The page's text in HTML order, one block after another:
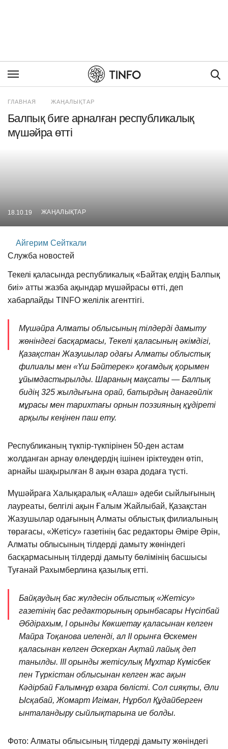
ГЛАВНАЯ ЖАҢАЛЫҚТАР
Балпық биге арналған республикалық
мүшәйра өтті
18.10.19 ЖАҢАЛЫҚТАР
Айгерим Сейткали
Служба новостей
Текелі қаласында республикалық «Байтақ елдің Балпық
биі» атты жазба ақындар мүшәйрасы өтті, деп
хабарлайды TINFO желілік агенттігі.
Мүшәйра Алматы облысының тілдерді дамыту
жөніндегі басқармасы, Текелі қаласының әкімдігі,
Қазақстан Жазушылар одағы Алматы облыстық
филиалы мен «Үш Бәйтерек» қоғамдық қорымен
ұйымдастырылды. Шараның мақсаты — Балпық
бидің 325 жылдығына орай, батырдың данагөйлік
мұрасы мен тарихтағы орнын поэзияның құдіреті
арқылы кеңінен паш ету.
Республиканың түкпір-түкпірінен 50-ден астам
жолданған арнау өлеңдердің ішінен іріктеуден өтіп,
арнайы шақырылған 8 ақын өзара додаға түсті.
Мүшәйраға Халықаралық «Алаш» әдеби сыйлығының
лауреаты, белгілі ақын Ғалым Жайлыбай, Қазақстан
Жазушылар одағының Алматы облыстық филиалының
төрағасы, «Жетісу» газетінің бас редакторы Әміре Әрін,
Алматы облысының тілдерді дамыту жөніндегі
басқармасының тілдерді дамыту бөлімінің басшысы
Туғанай Рахымберлина қазылық етті.
Байқаудың бас жүлдесін облыстық «Жетісу»
газетінің бас редакторының орынбасары Нүсіпбай
Әбдірахым, I орынды Көкшетау қаласынан келген
Майра Тоқанова иеленді, ал II орынға Өскемен
қаласынан келген Әскерхан Ақтай лайық деп
танылды. III орынды жетісулық Мұхтар Күмісбек
пен Түркістан облысынан келген жас ақын
Кәдірбай Ғалымнұр өзара бөлісті. Сол сияқты, Әли
Ысқабай, Жомарт Игіман, Нұрбол Құдайберген
ынталандыру сыйлықтарына ие болды.
Фото: Алматы облысының тілдерді дамыту жөніндегі